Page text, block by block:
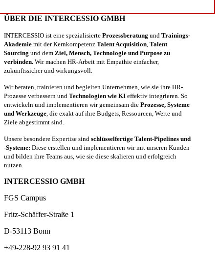
ÜBER DIE INTERCESSIO GMBH
INTERCESSIO ist eine spezialisierte Prozessberatung und Trainings-
Akademie mit der Kernkompetenz Talent Acquisition Talent
Sourcing und dem Ziel, Mensch, Technologie und Purpose zu
verbinden. Wir machen HR-Arbeit mit Empathie einfacher,
zukunftssicher und wirkungsvoll.
Wir beraten, trainieren und begleiten Unternehmen, wie sie ihre HR-
Prozesse verbessern und Technologien wie KI effektiv integrieren. So
entwickeln und implementieren wir gemeinsam die Prozesse, Systeme
und Werkzeuge , die exakt auf ihre Budgets, Ressourcen, Werte und
Ziele abgestimmt sind.
Unsere besondere Expertise sind schlüsselfertige Talent-Pipelines und
-Systeme: Diese erstellen und implementieren wir mit unseren Kunden
und bilden ihre Teams aus, wie sie diese skalieren und erfolgreich
nutzen.
INTERCESSIO GMBH
FGS Campus
Fritz-Schäffer-Straße 1
D-53113 Bonn
+49-228-92 93 91 41